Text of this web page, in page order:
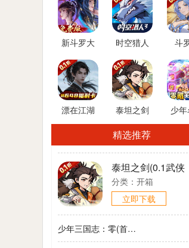
新斗罗大
陆(GM免
费版)
时空猎人
3(首款猎
人0.1折)
斗
陆
时空
武魂
漂在江湖
(0.1折送
利卡)
泰坦之剑
(0.1武侠大
世界开箱)
少
(送
精选推荐
泰坦之剑(0.1武侠
大世界开箱)
分类：开箱
立即下载
少年三国志：零(首款少三系0.1折)